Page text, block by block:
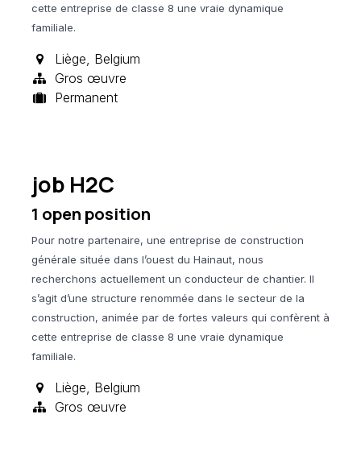
cette entreprise de classe 8 une vraie dynamique
familiale.
Liège, Belgium
Gros œuvre
Permanent
job H2C
1 open position
Pour notre partenaire, une entreprise de construction
générale située dans l’ouest du Hainaut, nous
recherchons actuellement un conducteur de chantier. Il
s’agit d’une structure renommée dans le secteur de la
construction, animée par de fortes valeurs qui confèrent à
cette entreprise de classe 8 une vraie dynamique
familiale.
Liège, Belgium
Gros œuvre